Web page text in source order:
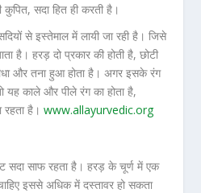
सदा हित ही करती है।
से इस्तेमाल में लायी जा रही है। जिसे
है। हरड़ दो प्रकार की होती है, छोटी
और तना हुआ होता है। अगर इसके रंग
यह काले और पीले रंग का होता है,
रहता है।www.allayurvedic.org
साफ रहता है। हरड़ के चूर्ण में एक
इससे अधिक में दस्तावर हो सकता